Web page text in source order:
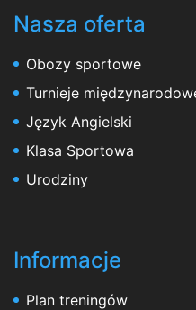
Nasza oferta
Obozy sportowe
Turnieje
Język Angielski
Klasa Sportowa
Urodziny
Informacje
Plan treningów